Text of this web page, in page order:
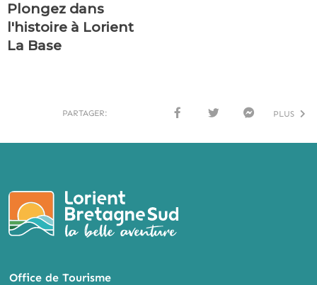
Plongez dans
l'histoire à Lorient
La Base
PARTAGER:
BOO
TTER
ENG
PLUS
Office de Tourisme